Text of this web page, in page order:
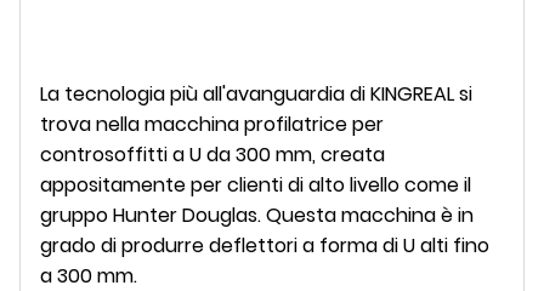
La tecnologia più all'avanguardia di KINGREAL si
trova nella macchina profilatrice per
controsoffitti a U da 300 mm, creata
appositamente per clienti di alto livello come il
gruppo Hunter Douglas. Questa macchina è in
grado di produrre deflettori a forma di U alti fino
a 300 mm.